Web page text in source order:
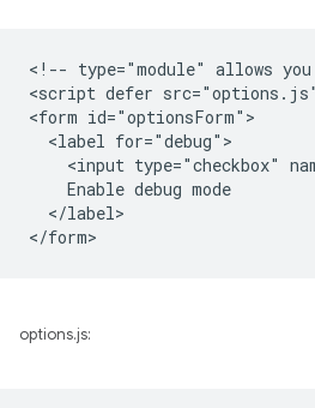
<!-- type="module" allows
<script defer
<form id="optionsForm">
  <label for="debug">
<input type="checkbox"
    Enable debug mode
  </label>
options.js: